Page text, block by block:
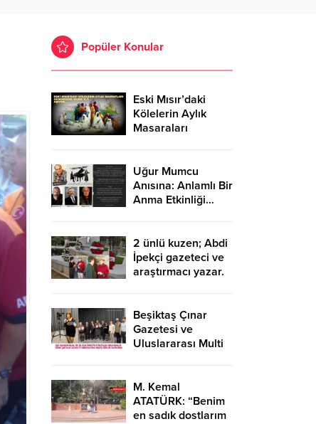
Popüler Konular
Eski Mısır’daki
Kölelerin Aylık
Masaraları
Aşıyor…
Uğur Mumcu
Anısına: Anlamlı Bir
Anma Etkinliği…
2 ünlü kuzen; Abdi
İpekçi gazeteci ve
araştırmacı yazar.
İpekçi…
Beşiktaş Çınar
Gazetesi ve
Uluslararası Multi
ve Sanata Büyük
Onur…
M. Kemal
ATATÜRK: “Benim
en sadık dostlarım